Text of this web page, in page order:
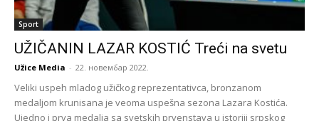
Sport
UŽIČANIN LAZAR KOSTIĆ Treći na svetu
Užice Media - 22. новембар 2022.
Veliki uspeh mladog užičkog reprezentativca, bronzanom
medaljom krunisana je veoma uspešna sezona Lazara Kostića.
Ujedno i prva medalja sa svetskih prvenstava u istoriji srpskog